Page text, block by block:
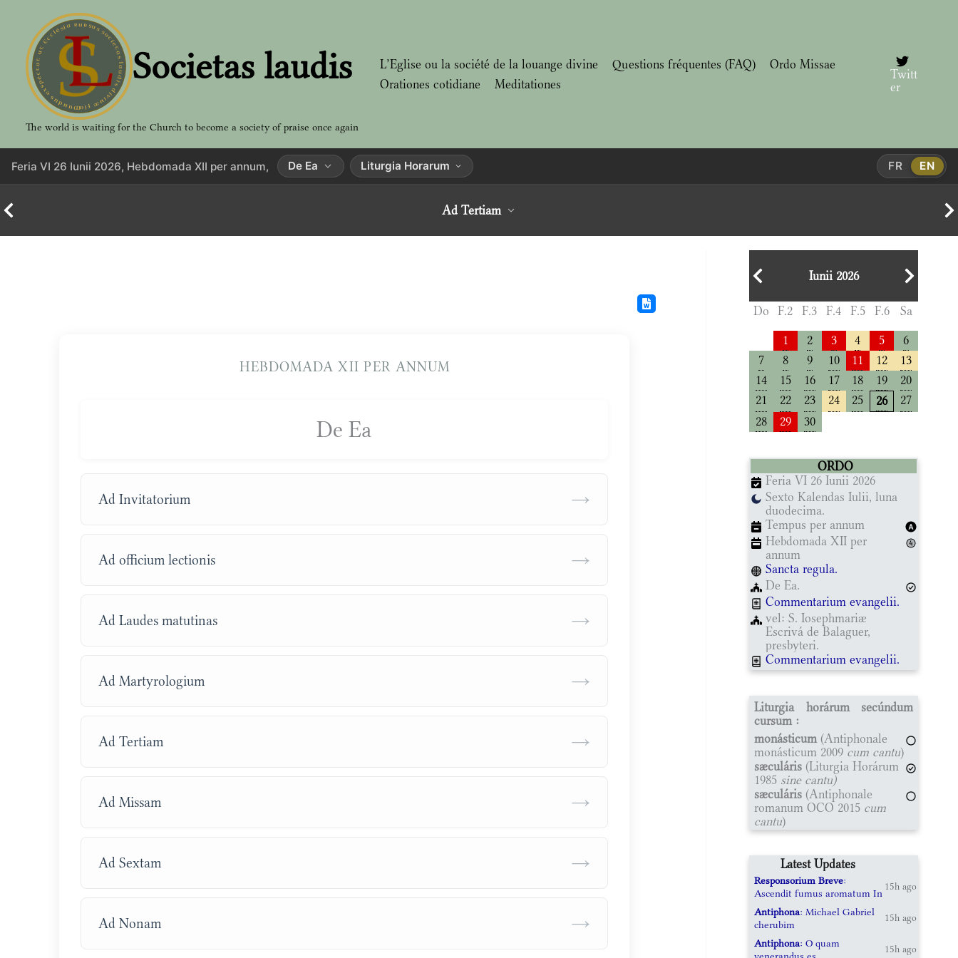
contenu
Societas laudis
The world is waiting for the Church to become a society of praise once again
L’Eglise ou la société de la louange divine Questions fréquentes (FAQ)
Ordo Missae
Orationes cotidiane
Meditationes
Twitt
er
Feria VI 26 Iunii 2026, Hebdomada XII per annum, De Ea Liturgia Horarum FR EN
Ad Tertiam
HEBDOMADA XII PER ANNUM
De Ea
Ad Invitatorium →
Ad officium lectionis →
Ad Laudes matutinas →
Ad Martyrologium →
Ad Tertiam →
Ad Missam →
Ad Sextam →
Ad Nonam →
Iunii 2026
Do F.2 F.3 F.4 F.5 F.6 Sa
1 2 3 4 5
6
7
8 9 10 11 12
13
14
15 16 17 18 19
20
21
22 23 24 25 26
27
28
29 30
ORDO
Feria VI 26 Iunii 2026
Sexto Kalendas Iulii, luna
duodecima.
Tempus per annum
Hebdomada XII per
annum
Sancta regula.
De Ea.
Commentarium evangelii.
vel: S. Iosephmariæ
Escrivá de Balaguer,
presbyteri.
Commentarium evangelii.
Liturgia horárum secúndum
cursum :
monásticum (Antiphonale
monásticum 2009 cum cantu)
sæculáris (Liturgia Horárum
1985 sine cantu)
sæculáris (Antiphonale
romanum OCO 2015 cum
cantu)
Latest Updates
Responsorium Breve:
Ascendit fumus aromatum In 15h ago
Antiphona: Michael Gabriel
cherubim
15h ago
Antiphona: O quam
15h ago